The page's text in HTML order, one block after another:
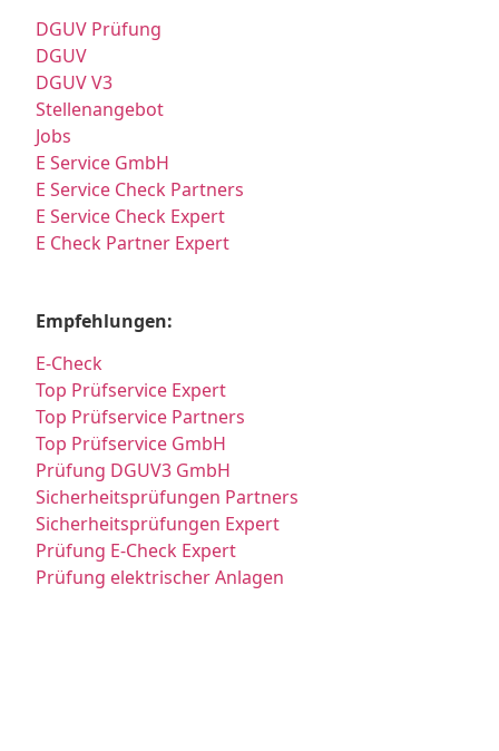
DGUV Prüfung
DGUV
DGUV V3
Stellenangebot
Jobs
E Service GmbH
E Service Check Partners
E Service Check Expert
E Check Partner Expert
Empfehlungen:
E-Check
Top Prüfservice Expert
Top Prüfservice Partners
Top Prüfservice GmbH
Prüfung DGUV3 GmbH
Sicherheitsprüfungen Partners
Sicherheitsprüfungen Expert
Prüfung E-Check Expert
Prüfung elektrischer Anlagen